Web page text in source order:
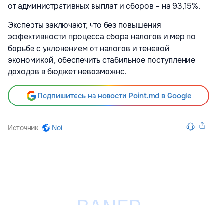
от административных выплат и сборов – на 93,15%.
Эксперты заключают, что без повышения
эффективности процесса сбора налогов и мер по
борьбе с уклонением от налогов и теневой
экономикой, обеспечить стабильное поступление
доходов в бюджет невозможно.
Подпишитесь на новости Point.md в Google
Источник Noi